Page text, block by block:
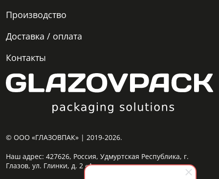
© ООО «ГЛАЗОВПАК» | 2019-2026.
Наш адрес: 427626, Россия, Удмуртская Республика, г.
Глазов, ул. Глинки, д. 2 «А»
Производство
Доставка / оплата
Контакты